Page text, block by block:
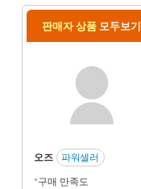
판매자 상품 모두보기
오즈
파워셀러
구매 만족도